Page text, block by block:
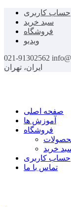
حساب کاربری
سبد خرید
فروشگاه
ویدیو
021-91302562
ایران، تهران
صفحه اصلی
آموزش ها
فروشگاه
خرید
حساب کاربری
تماس با ما